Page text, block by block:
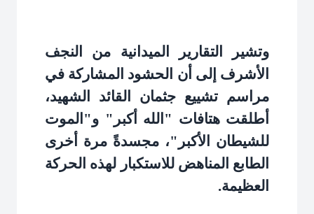
وتشير التقارير الميدانية من النجف
الأشرف إلى أن الحشود المشاركة في
مراسم تشييع جثمان القائد الشهيد،
أطلقت هتافات "الله أكبر" و"الموت
للشيطان الأكبر"، مجسدةً مرة أخرى
الطابع المناهض للاستكبار لهذه الحركة
العظيمة.